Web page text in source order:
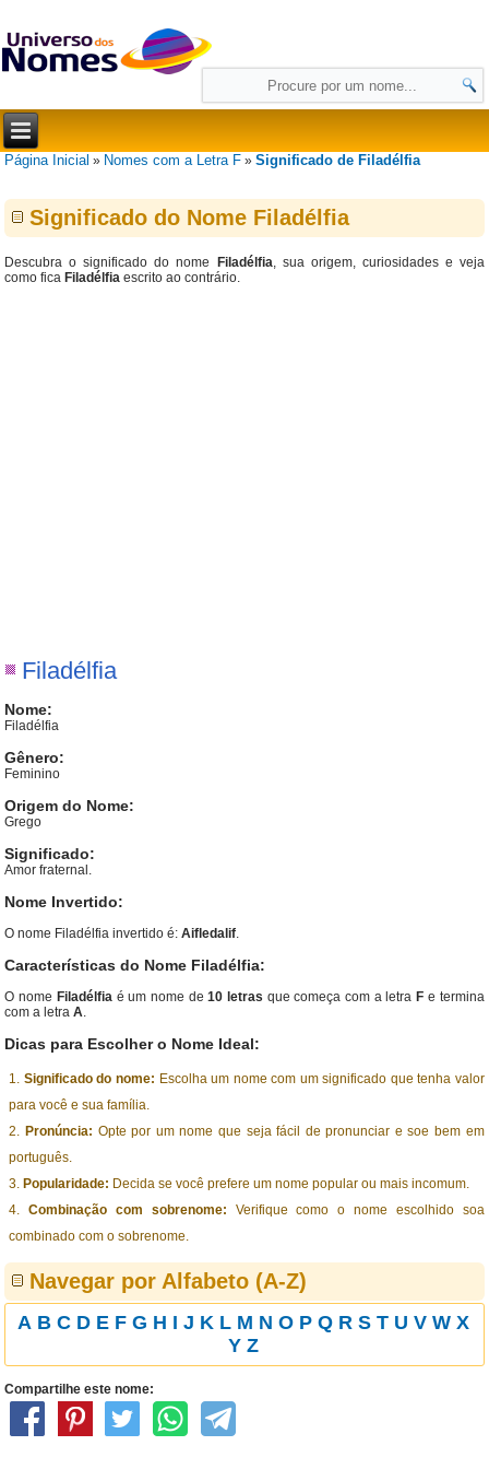
Página Inicial » Nomes com a Letra F »Significado de Filadélfia
Significado do Nome Filadélfia
Descubra o significado do nome Filadélfia, sua origem, curiosidades e veja
como fica Filadélfia escrito ao contrário.
Filadélfia
Nome:
Filadélfia
Gênero:
Feminino
Origem do Nome:
Grego
Significado:
Amor fraternal.
Nome Invertido:
O nome Filadélfia invertido é:Aifledalif.
Características do Nome Filadélfia:
O nome Filadélfiaé um nome de10 letras que começa com a letra F e termina
com a letraA.
Dicas para Escolher o Nome Ideal:
Significado do nome: Escolha um nome com um significado que tenha valor
para você e sua família.
Pronúncia: Opte por um nome que seja fácil de pronunciar e soe bem em
português.
Popularidade: Decida se você prefere um nome popular ou mais incomum.
Combinação com sobrenome: Verifique como o nome escolhido soa
combinado com o sobrenome.
Navegar por Alfabeto (A-Z)
A B C D E F G H I J K L M N O P Q R S T U V W X
Y Z
Compartilhe este nome: